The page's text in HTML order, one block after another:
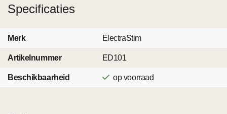
Specificaties
Merk ElectraStim
Artikelnummer ED101
Beschikbaarheid op voorraad